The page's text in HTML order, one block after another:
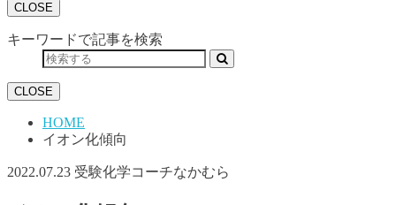
CLOSE
キーワードで記事を検索
CLOSE
HOME
イオン化傾向
2022.07.23 受験化学コーチなかむら